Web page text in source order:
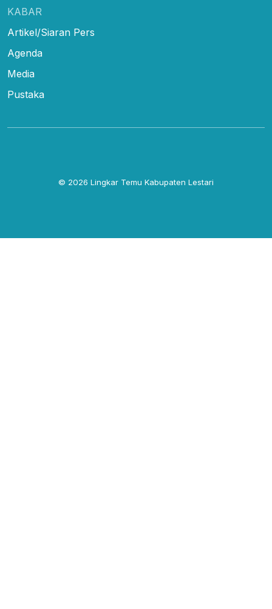
KABAR
Artikel/Siaran Pers
Agenda
Media
Pustaka
© 2026 Lingkar Temu Kabupaten Lestari